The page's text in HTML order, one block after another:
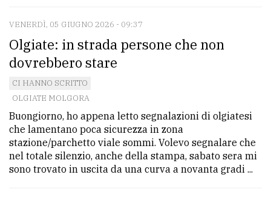
VENERDÌ, 05 GIUGNO 2026 - 09:37
Olgiate: in strada persone che non
dovrebbero stare
CI HANNO SCRITTO
OLGIATE MOLGORA
Buongiorno, ho appena letto segnalazioni di olgiatesi
che lamentano poca sicurezza in zona
stazione/parchetto viale sommi. Volevo segnalare che
nel totale silenzio, anche della stampa, sabato sera mi
sono trovato in uscita da una curva a novanta gradi ...